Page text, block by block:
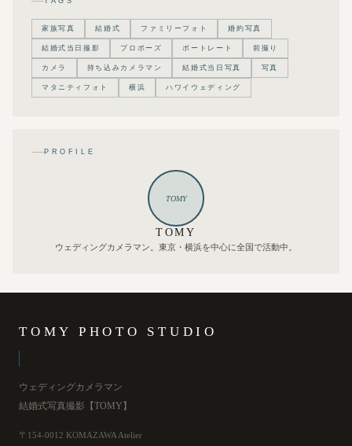
家族写真 結婚式 ファミリーフォト 婚約写真
結婚式当日撮影 プロポーズ ポートレート 前撮り
カメラ 持ち込みカメラマン 結婚式当日写真 写真
マタニティフォト 横浜 ハワイウェディング
PROFILE
TOMY
TOMY
ウェディングカメラマン。東京・横浜を中心に全国で活動中。
TOMY PHOTO STUDIO
ウェディングカメラマン
結婚式写真撮影【TOMY】
〒154-0012 KOMAZAWA Atelier